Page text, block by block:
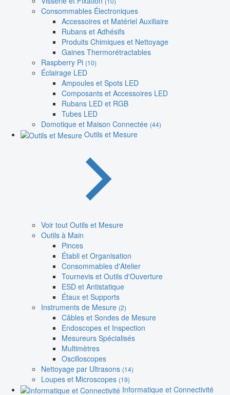
Consommables Électroniques
Accessoires et Matériel Auxiliaire
Rubans et Adhésifs
Produits Chimiques et Nettoyage
Gaines Thermorétractables
Raspberry Pi (10)
Éclairage LED
Ampoules et Spots LED
Composants et Accessoires LED
Rubans LED et RGB
Tubes LED
Domotique et Maison Connectée (44)
Outils et Mesure
Voir tout Outils et Mesure
Outils à Main
Pinces
Établi et Organisation
Consommables d'Atelier
Tournevis et Outils d'Ouverture
ESD et Antistatique
Étaux et Supports
Instruments de Mesure (2)
Câbles et Sondes de Mesure
Endoscopes et Inspection
Mesureurs Spécialisés
Multimètres
Oscilloscopes
Nettoyage par Ultrasons (14)
Loupes et Microscopes (19)
Informatique et Connectivité